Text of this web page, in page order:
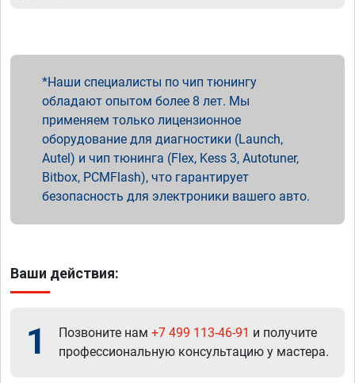
Наши специалисты по чип тюнингу
обладают опытом более 8 лет. Мы
применяем только лицензионное
оборудование для диагностики (Launch,
Autel) и чип тюнинга (Flex, Kess 3, Autotuner,
Bitbox, PCMFlash), что гарантирует
безопасность для электроники вашего авто.
Ваши действия:
1 Позвоните нам +7 499 113-46-91 и получите
профессиональную консультацию у мастера.